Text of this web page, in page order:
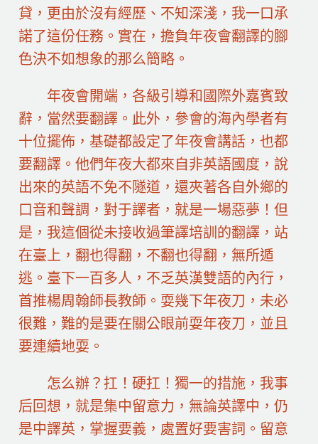
貸，更由於沒有經歷、不知深淺，我一口承
諾了這份任務。實在，擔負年夜會翻譯的腳
色決不如想象的那么簡略。
年夜會開端，各級引導和國際外嘉賓致
辭，當然要翻譯。此外，參會的海內學者有
十位擺佈，基礎都設定了年夜會講話，也都
要翻譯。他們年夜大都來自非英語國度，說
出來的英語不免不隧道，還夾著各自外鄉的
口音和聲調，對于譯者，就是一場惡夢！但
是，我這個從未接收過筆譯培訓的翻譯，站
在臺上，翻也得翻，不翻也得翻，無所遁
逃。臺下一百多人，不乏英漢雙語的內行，
首推楊周翰師長教師。耍幾下年夜刀，未必
很難，難的是要在關公眼前耍年夜刀，並且
要連續地耍。
怎么辦？扛！硬扛！獨一的措施，我事
后回想，就是集中留意力，無論英譯中，仍
是中譯英，掌握要義，處置好要害詞。留意